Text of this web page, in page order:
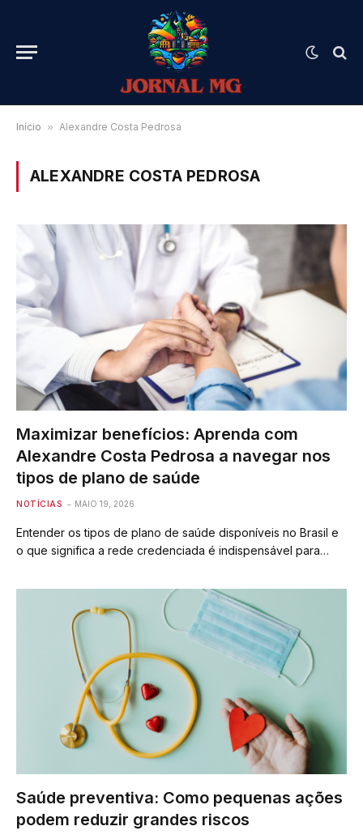
Início » Alexandre Costa Pedrosa
ALEXANDRE COSTA PEDROSA
Maximizar benefícios: Aprenda com
Alexandre Costa Pedrosa a navegar nos
tipos de plano de saúde
NOTÍCIAS MAIO 19, 2026
Entender os tipos de plano de saúde disponíveis no Brasil e
o que significa a rede credenciada é indispensável para…
Saúde preventiva: Como pequenas ações
podem reduzir grandes riscos